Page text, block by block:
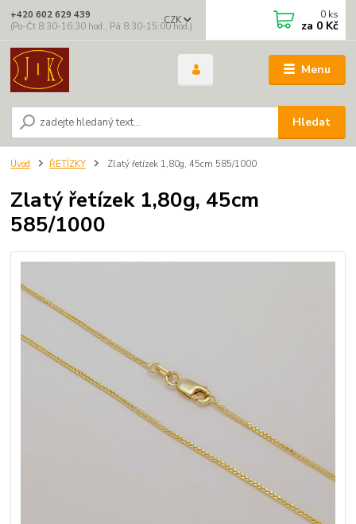
Menu
CZK
Hledat
+420 602 629 439
(Po-Čt 8:30-16:30 hod., Pá 8:30-15:00 hod.)
0 ks
za 0 Kč
Úvod ŘETÍZKY Zlatý řetízek 1,80g, 45cm 585/1000
Zlatý řetízek 1,80g, 45cm
585/1000